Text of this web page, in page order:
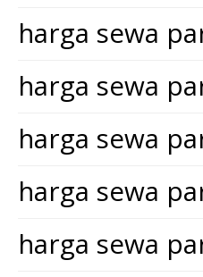
harga sewa
harga sewa
harga sewa
harga sewa
harga sewa